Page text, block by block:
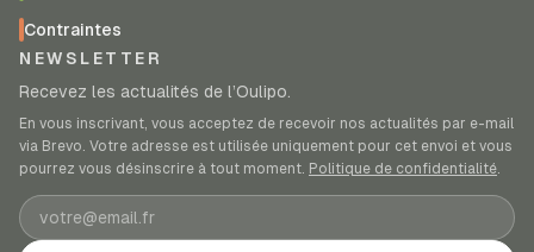
Contraintes
NEWSLETTER
Recevez les actualités de l’Oulipo.
En vous inscrivant, vous acceptez de recevoir nos actualités par e-mail
via Brevo. Votre adresse est utilisée uniquement pour cet envoi et vous
pourrez vous désinscrire à tout moment. Politique de confidentialité.
Adresse e-mail